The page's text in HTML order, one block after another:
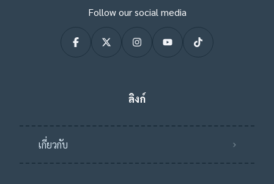
Follow our social media
ลิงก์
เกี่ยวกับ